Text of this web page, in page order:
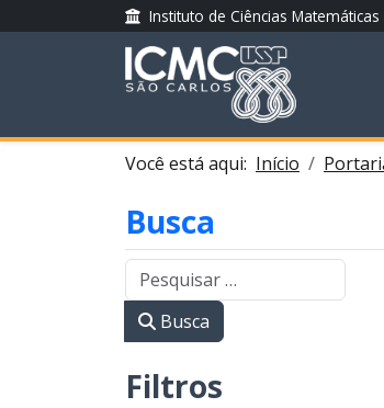
Instituto de Ciências
Você está aqui: Início
Busca
Busca
Filtros